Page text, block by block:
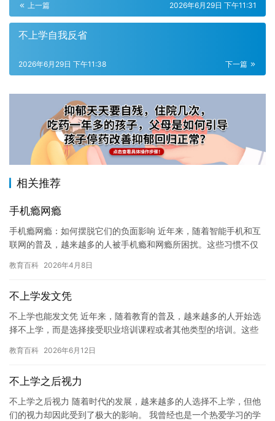
上一篇 2026年6月29日 下午11:31
不上学自我反省
下一篇
2026年6月29日 下午11:38
相关推荐
手机瘾网瘾
手机瘾网瘾：如何摆脱它们的负面影响 近年来，随着智能手机和互
联网的普及，越来越多的人被手机瘾和网瘾所困扰。这些习惯不仅
在本…
教育百科 2026年4月8日
不上学发文凭
不上学也能发文凭 近年来，随着教育的普及，越来越多的人开始选
择不上学，而是选择接受职业培训课程或者其他类型的培训。这些
作机…
教育百科 2026年6月12日
不上学之后视力
不上学之后视力 随着时代的发展，越来越多的人选择不上学，但他
们的视力却因此受到了极大的影响。 我曾经也是一个热爱学习的学